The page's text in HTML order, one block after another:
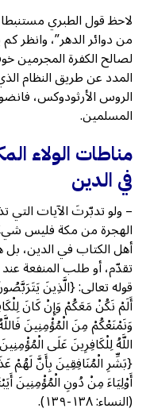
لاحظ قول الطبري
من دوائر الدهر”،
لصالح الكفرة المجرمين
المدد عن طريق النظام
الروس الأرثودوكس،
المسلمين.
مناطات الولاء
في الدين
– ولو تدبّرتَ الآيات التي
الهجرة من مكة فليس
أهل الكتاب في الدين،
تقدّم، أو طلب المنفعة
قوله تعالى: {الَّذِينَ
أَلَمْ نَكُنْ مَعَكُمْ وَإِنْ كَانَ
وَنَمْنَعْكُمْ مِنَ الْمُؤْمِنِينَ
{بَشِّرِ الْمُنَافِقِينَ بِأَنَّ لَهُمْ
أَوْلِيَاءَ مِنْ دُونِ الْمُؤْمِنِينَ
(النساء: ١٣٨-١٣٩).